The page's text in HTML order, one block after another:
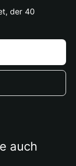
der 40
auch